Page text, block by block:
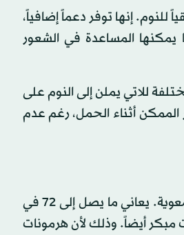
إنها توفر دعماً إضافياً،
يمكنها المساعدة في الشعور
للاتي يملن إلى النوم على
أثناء الحمل، رغم عدم
يعاني العديد من الحوامل من صعوبة في النوم والاستمرار في النوم لأنهن يصارعن الحموضة المعوية. يعاني ما يصل إلى 72 في
أيضاً. وذلك لأن هرمونات